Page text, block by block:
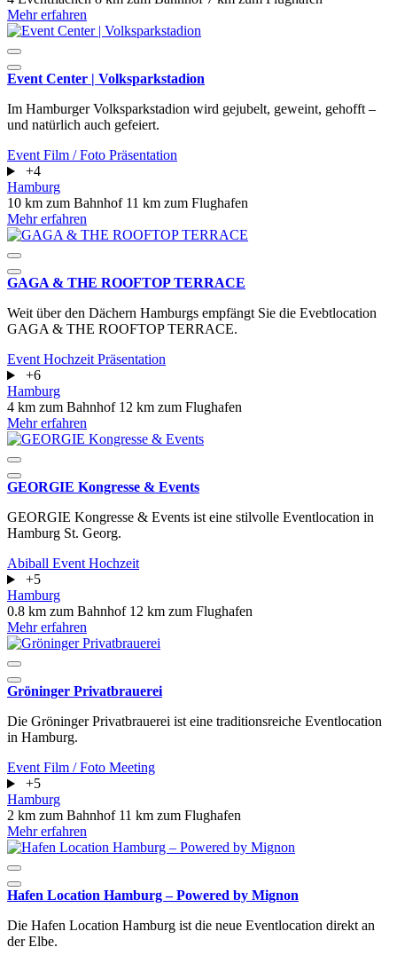
Mehr erfahren
Event Center | Volksparkstadion
Im Hamburger Volksparkstadion wird gejubelt, geweint, gehofft –
und natürlich auch gefeiert.
Event Film / Foto Präsentation
+4
Hamburg
10 km zum Bahnhof 11 km zum Flughafen
Mehr erfahren
GAGA & THE ROOFTOP TERRACE
Weit über den Dächern Hamburgs empfängt Sie die Evebtlocation
GAGA & THE ROOFTOP TERRACE.
Event Hochzeit Präsentation
+6
Hamburg
4 km zum Bahnhof 12 km zum Flughafen
Mehr erfahren
GEORGIE Kongresse & Events
GEORGIE Kongresse & Events ist eine stilvolle Eventlocation in
Hamburg St. Georg.
Abiball Event Hochzeit
+5
Hamburg
0.8 km zum Bahnhof 12 km zum Flughafen
Mehr erfahren
Gröninger Privatbrauerei
Die Gröninger Privatbrauerei ist eine traditionsreiche Eventlocation
in Hamburg.
Event Film / Foto Meeting
+5
Hamburg
2 km zum Bahnhof 11 km zum Flughafen
Mehr erfahren
Hafen Location Hamburg – Powered by Mignon
Die Hafen Location Hamburg ist die neue Eventlocation direkt an
der Elbe.